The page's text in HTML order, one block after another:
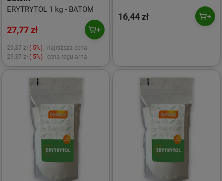
ERYTRYTOL 1 kg - BATOM
27,77 zł
29,37 zł (-5%) - najniższa cena
29,37 zł (-5%) - cena regularna
16,44 zł